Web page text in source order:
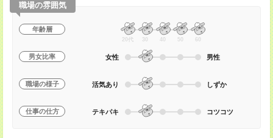
職場の雰囲気
年齢層
20代 30 40 50 60
男女比率 女性 男性
職場の様子 活気あり しずか
仕事の仕方 テキパキ コツコツ